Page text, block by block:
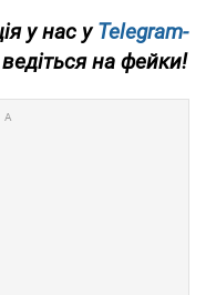
у нас уTelegram-
на фейки!